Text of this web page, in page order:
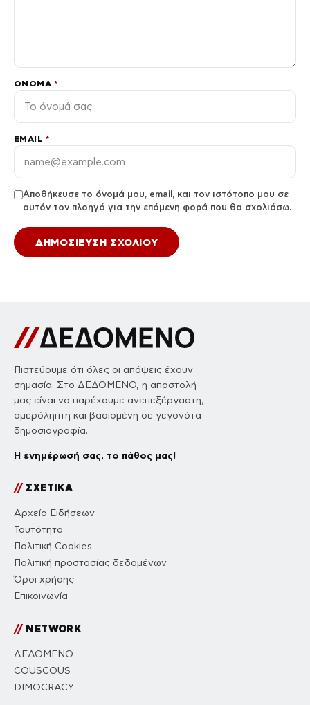
ΌΝΟΜΑ *
EMAIL *
Αποθήκευσε το όνομά μου, email, και τον ιστότοπο μου σε
αυτόν τον πλοηγό για την επόμενη φορά που θα σχολιάσω.
Πιστεύουμε ότι όλες οι απόψεις έχουν
σημασία. Στο ΔΕΔΟΜΕΝΟ, η αποστολή
μας είναι να παρέχουμε ανεπεξέργαστη,
αμερόληπτη και βασισμένη σε γεγονότα
δημοσιογραφία.
Η ενημέρωσή σας, το πάθος μας!
//ΣΧΕΤΙΚΑ
Αρχείο Ειδήσεων
Ταυτότητα
Πολιτική Cookies
Πολιτική προστασίας δεδομένων
Όροι χρήσης
Επικοινωνία
//NETWORK
ΔΕΔΟΜΕΝΟ
COUSCOUS
DIMOCRACY